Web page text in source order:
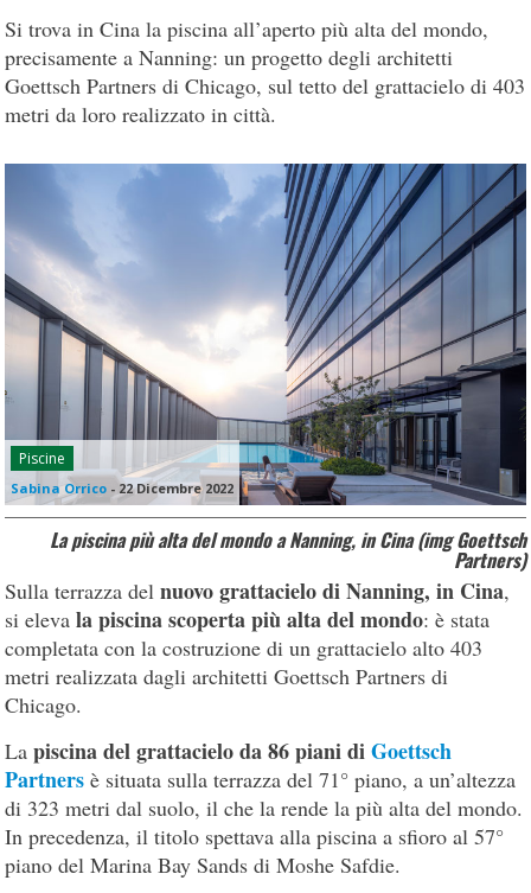
Si trova in Cina la piscina all’aperto più alta del mondo,
precisamente a Nanning: un progetto degli architetti
Goettsch Partners di Chicago, sul tetto del grattacielo di 403
metri da loro realizzato in città.
Piscine
Sabina Orrico - 22 Dicembre 2022
La piscina più alta del mondo a Nanning, in Cina (img Goettsch
Partners)
Sulla terrazza delnuovo grattacielo di Nanning, in Cina,
si elevala piscina scoperta più alta del mondo: è stata
completata con la costruzione di un grattacielo alto 403
metri realizzata dagli architetti Goettsch Partners di
Chicago.
Lapiscina del grattacielo da 86 piani diGoettsch
Partners è situata sulla terrazza del 71° piano, a un’altezza
di 323 metri dal suolo, il che la rende la più alta del mondo.
In precedenza, il titolo spettava alla piscina a sfioro al 57°
piano del Marina Bay Sands di Moshe Safdie.